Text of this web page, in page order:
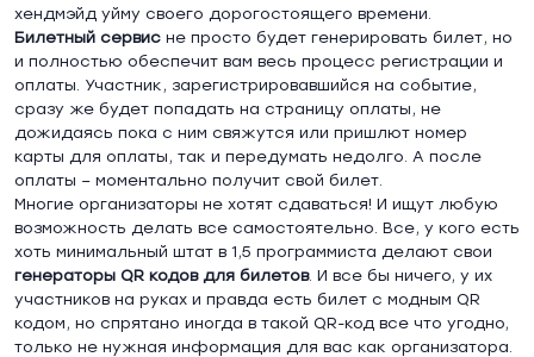
хендмэйд уйму своего дорогостоящего времени.
Билетный сервис не просто будет генерировать билет, но
и полностью обеспечит вам весь процесс регистрации и
оплаты. Участник, зарегистрировавшийся на событие,
сразу же будет попадать на страницу оплаты, не
дожидаясь пока с ним свяжутся или пришлют номер
карты для оплаты, так и передумать недолго. А после
оплаты – моментально получит свой билет.
Многие организаторы не хотят сдаваться! И ищут любую
возможность делать все самостоятельно. Все, у кого есть
хоть минимальный штат в 1,5 программиста делают свои
генераторы QR кодов для билетов. И все бы ничего, у их
участников на руках и правда есть билет с модным QR
кодом, но спрятано иногда в такой QR-код все что угодно,
только не нужная информация для вас как организатора.